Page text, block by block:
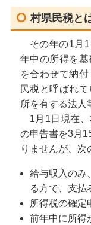
村県民税と
その年の1月
年中の所得を
を合わせて納
民税と呼ばれ
所を有する法人
1月1日現在
の申告書を3月
りませんが、次
給与収入のみ
る方で、支払
所得税の確定
前年中に所得